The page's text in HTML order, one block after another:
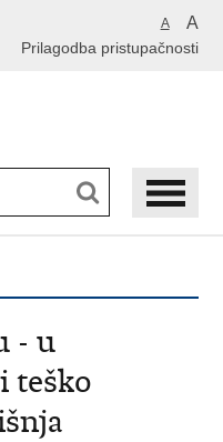
A A
Prilagodba pristupačnosti
- u
teško